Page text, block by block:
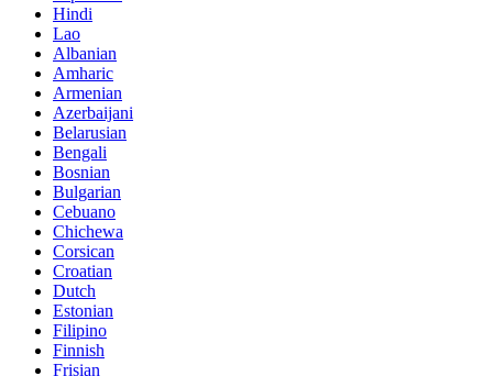
Hindi
Lao
Albanian
Amharic
Armenian
Azerbaijani
Belarusian
Bengali
Bosnian
Bulgarian
Cebuano
Chichewa
Corsican
Croatian
Dutch
Estonian
Filipino
Finnish
Frisian